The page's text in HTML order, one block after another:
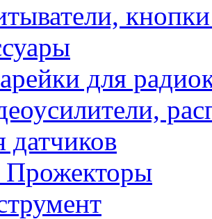
для
датчиков